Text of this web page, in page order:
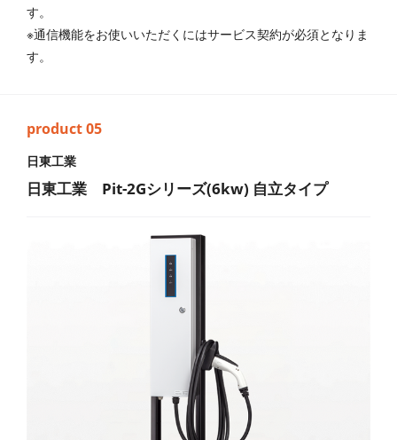
す。
※通信機能をお使いいただくにはサービス契約が必須となりま
す。
日東工業
日東工業 Pit-2Gシリーズ(6kw) 自立タイプ